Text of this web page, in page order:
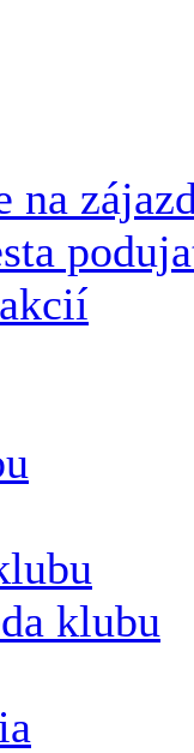
na
klubu